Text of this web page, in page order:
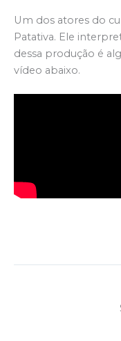
Um dos atores do
Patativa. Ele
dessa produção é
vídeo abaixo.